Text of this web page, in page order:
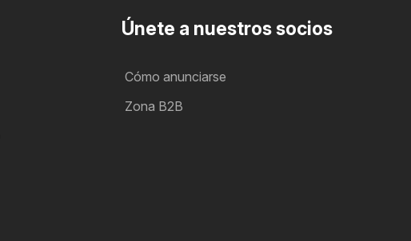
Únete a nuestros socios
Cómo anunciarse
Zona B2B